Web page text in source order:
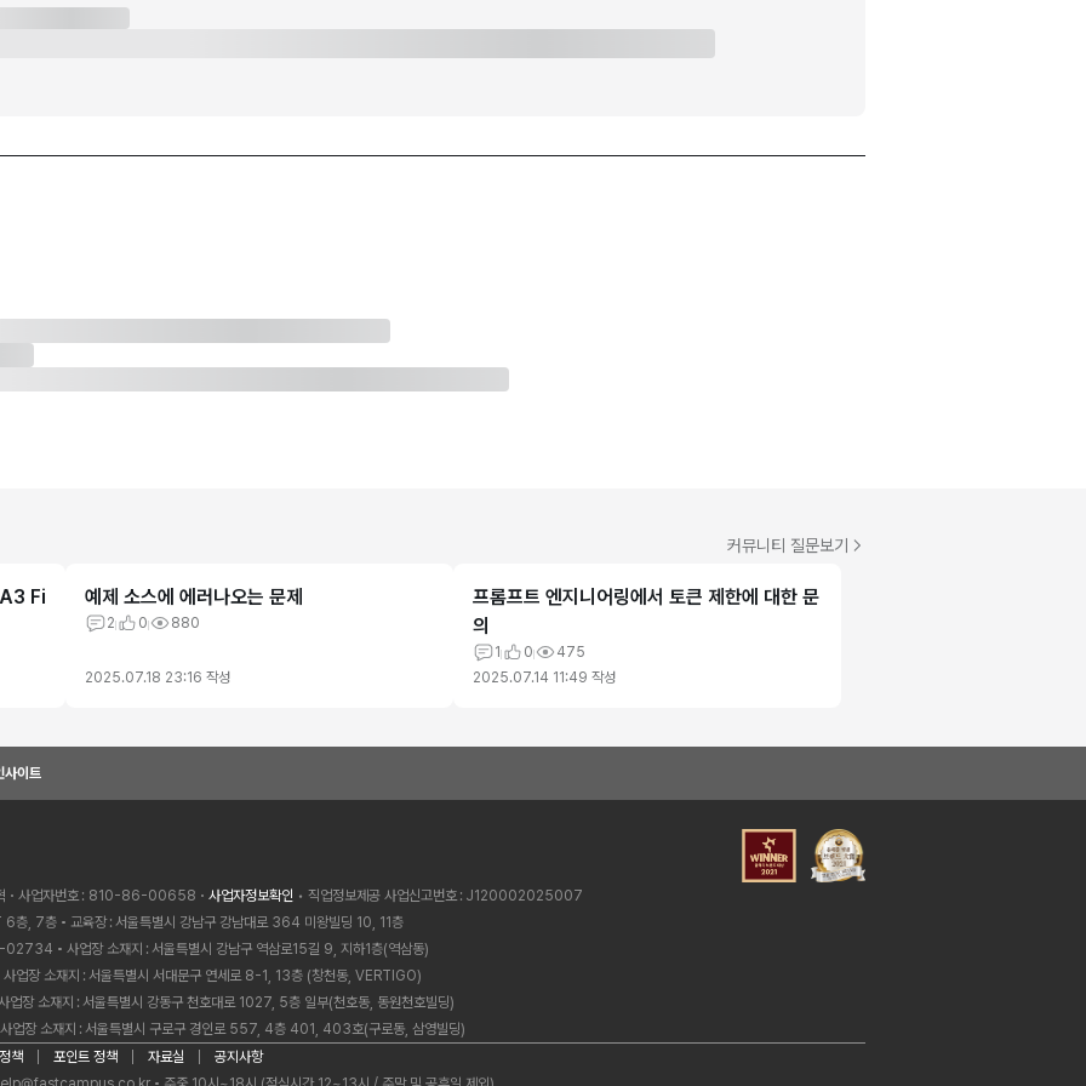
커뮤니티 질문보기
Fi 예제 소스에 에러나오는 문제
2 0 880
2025.07.18 23:16 작성
프롬프트 엔지니어링에서 토큰 제한에 대한 문
의
1 0
475
2025.07.14 11:49 작성
사이트
사업자번호 810-86-00658 사업자정보확인 • 직업정보제공 사업신고번호 J120002025007
6층, 7층
교육장 서울특별시 강남구 강남대로 364 미왕빌딩 10, 11층
02734
사업장 소재지
서울특별시 강남구 역삼로15길 9, 지하1층(역삼동)
사업장 소재지
서울특별시 서대문구 연세로 8-1, 13층 (창천동, VERTIGO)
업장 소재지
서울특별시 강동구 천호대로 1027, 5층 일부(천호동, 동원천호빌딩)
사업장 소재지
서울특별시 구로구 경인로 557, 4층 401, 403호(구로동, 삼영빌딩)
책
포인트 정책 자료실
공지사항